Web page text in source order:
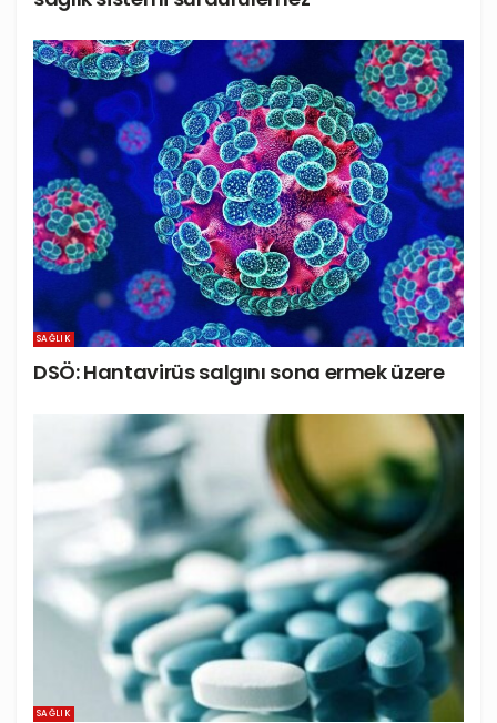
SAĞLIK
DSÖ: Hantavirüs salgını sona ermek üzere
SAĞLIK